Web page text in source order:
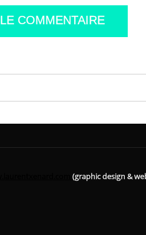
(graphic design &